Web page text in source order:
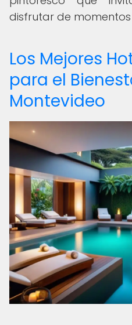
disfrutar de
Los Mejores
para el
Montevideo